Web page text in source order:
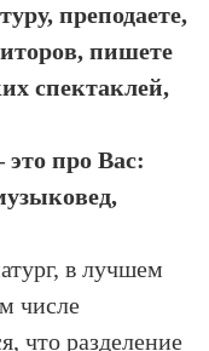
преподаете,
пишете
спектаклей,
про Вас:
в лучшем
числе
что разделение